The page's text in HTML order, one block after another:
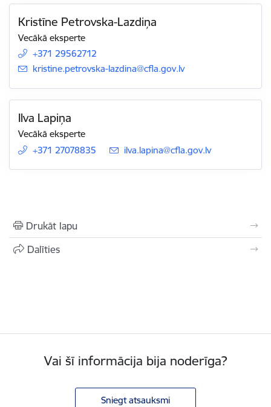
Kristīne Petrovska-Lazdiņa
Vecākā eksperte
+371 29562712
E-pasts:
kristine.petrovska-lazdina@cfla.gov.lv
Ilva Lapiņa
Vecākā eksperte
+371 27078835
E-pasts:
ilva.lapina@cfla.gov.lv
Drukāt lapu
Dalīties
Vai šī informācija bija noderīga?
Sniegt atsauksmi